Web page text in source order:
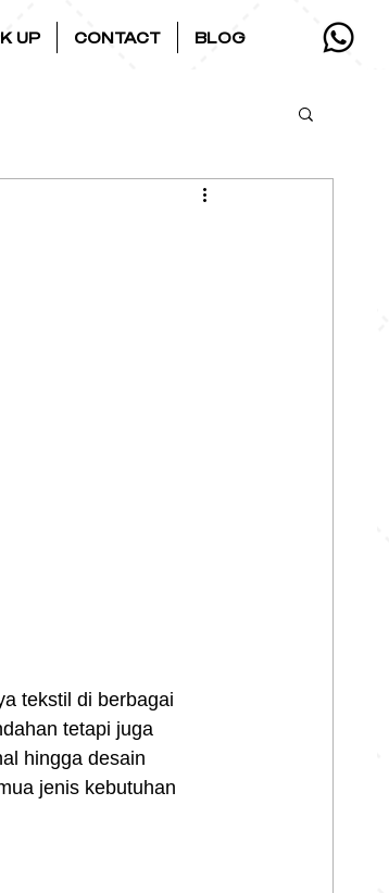
UP CONTACT BLOG
tekstil di berbagai
tetapi juga
hingga desain
jenis kebutuhan